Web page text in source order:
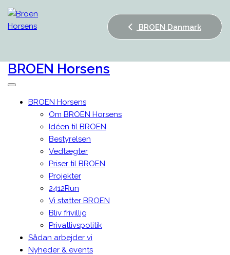
BROEN Danmark
BROEN Horsens
BROEN Horsens
Om BROEN Horsens
Idéen til BROEN
Bestyrelsen
Vedtægter
Priser til BROEN
Projekter
2412Run
Vi støtter BROEN
Bliv frivillig
Privatlivspolitik
Sådan arbejder vi
Nyheder & events